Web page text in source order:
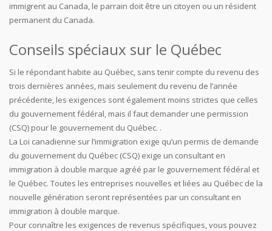
immigrent au Canada, le parrain doit être un citoyen ou un résident
permanent du Canada.
Conseils spéciaux sur le Québec
Si le répondant habite au Québec, sans tenir compte du revenu des
trois dernières années, mais seulement du revenu de l’année
précédente, les exigences sont également moins strictes que celles
du gouvernement fédéral, mais il faut demander une permission
(CSQ) pour le gouvernement du Québec. .
La Loi canadienne sur l’immigration exige qu’un permis de demande
du gouvernement du Québec (CSQ) exige un consultant en
immigration à double marque agréé par le gouvernement fédéral et
le Québec. Toutes les entreprises nouvelles et liées au Québec de la
nouvelle génération seront représentées par un consultant en
immigration à double marque.
Pour connaître les exigences de revenus spécifiques, vous pouvez